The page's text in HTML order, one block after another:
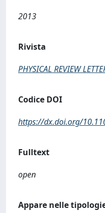
2013
Rivista
PHYSICAL REVIEW
Codice DOI
https://dx.doi.org/
Fulltext
open
Appare nelle